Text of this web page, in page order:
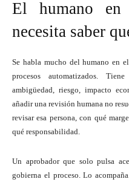
El humano en
necesita saber
Se habla mucho del humano en
procesos automatizados.
ambigüedad, riesgo, impacto
añadir una revisión humana no
revisar esa persona, con qué
qué responsabilidad.
Un aprobador que solo pulsa
gobierna el proceso. Lo